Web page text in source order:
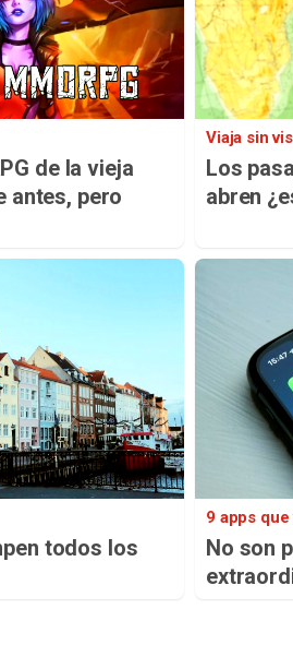
de la vieja
antes, pero
Viaja sin
Los
abren
todos los
9 apps
No son